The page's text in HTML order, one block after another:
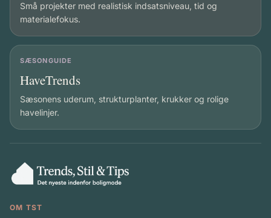
Små projekter med realistisk indsatsniveau, tid og
materialefokus.
SÆSONGUIDE
HaveTrends
Sæsonens uderum, strukturplanter, krukker og rolige
havelinjer.
OM TST